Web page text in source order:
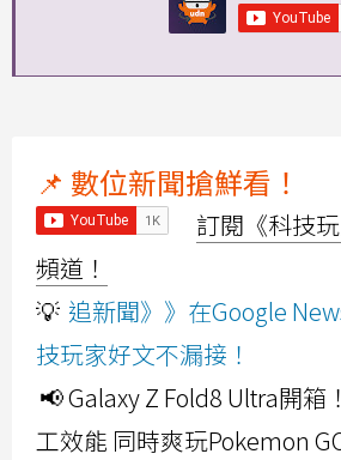
📌 數位新聞搶鮮看！
訂閱《科技
頻道！
💡 追新聞》》在Google
技玩家好文不漏接！
📢 Galaxy Z Fold8 Ultra開箱
工效能 同時爽玩Pokemon